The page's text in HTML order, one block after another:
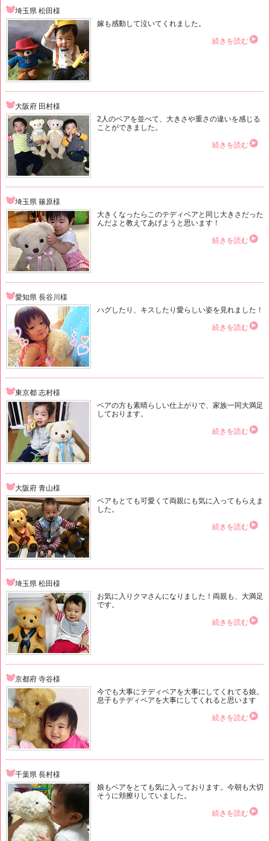
埼玉県 松田様
嫁も感動して泣いてくれました。
続きを読む
大阪府 田村様
2人のベアを並べて、大きさや重さの違いを感じる
ことができました。
続きを読む
埼玉県 篠原様
大きくなったらこのテディベアと同じ大きさだった
んだよと教えてあげようと思います！
続きを読む
愛知県 長谷川様
ハグしたり、キスしたり愛らしい姿を見れました！
続きを読む
東京都 志村様
ベアの方も素晴らしい仕上がりで、家族一同大満足
しております。
続きを読む
大阪府 青山様
ベアもとても可愛くて両親にも気に入ってもらえま
した。
続きを読む
埼玉県 松田様
お気に入りクマさんになりました！両親も、大満足
です。
続きを読む
京都府 寺谷様
今でも大事にテディベアを大事にしてくれてる娘。
息子もテディベアを大事にしてくれると思います
続きを読む
千葉県 長村様
娘もベアをとても気に入っております。今朝も大切
そうに頬擦りしていました。
続きを読む